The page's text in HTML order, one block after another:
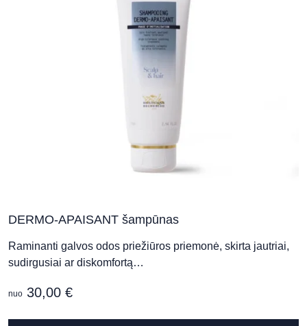
DERMO-APAISANT šampūnas
Raminanti galvos odos priežiūros priemonė, skirta jautriai,
sudirgusiai ar diskomfortą…
nuo 30,00 €